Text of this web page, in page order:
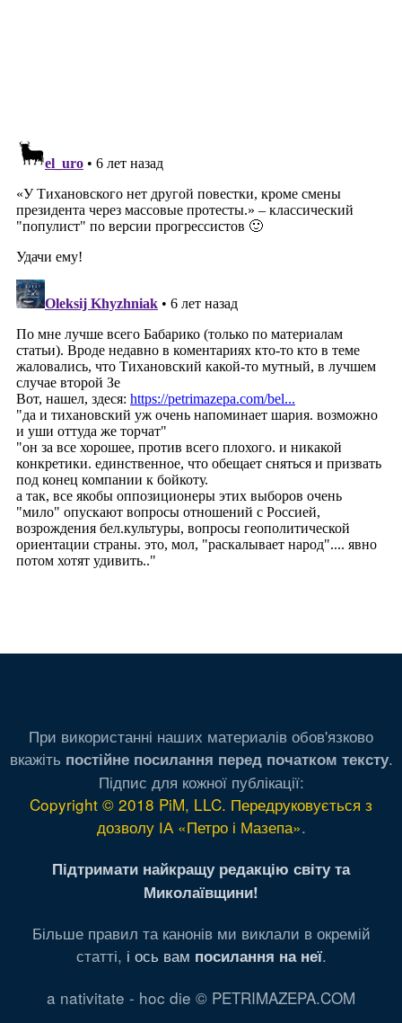
При використанні наших материалів обов'язково
вкажіть постійне посилання перед початком тексту.
Підпис для кожної публікації:
Copyright © 2018 PiM, LLC. Передруковується з
дозволу ІА «Петро і Мазепа».
Підтримати найкращу редакцію світу та
Миколаївщини!
Більше правил та канонів ми виклали в окремій
статті, і ось вам посилання на неї.
a nativitate - hoc die © PETRIMAZEPA.COM